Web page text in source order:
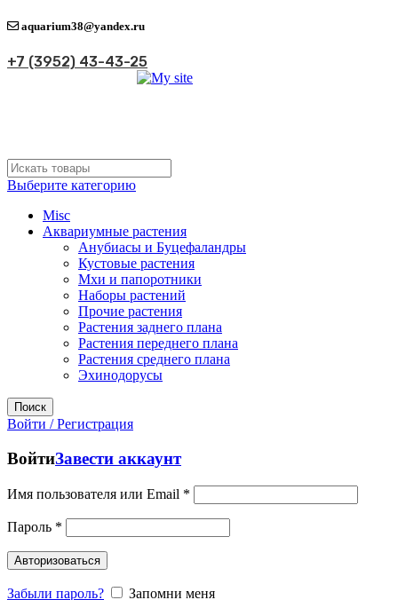
aquarium38@yandex.ru
+7 (3952) 43-43-25
Выберите категорию
Misc
Аквариумные растения
Анубиасы и Буцефаландры
Кустовые растения
Мхи и папоротники
Наборы растений
Прочие растения
Растения заднего плана
Растения переднего плана
Растения среднего плана
Эхинодорусы
Поиск
Войти / Регистрация
ВойтиЗавести аккаунт
Имя пользователя или Email *
Пароль *
Авторизоваться
Забыли пароль?
Запомни меня